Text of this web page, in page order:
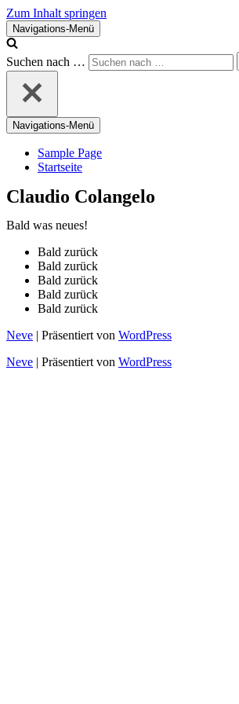
Zum Inhalt springen
Navigations-Menü
Suchen nach …
Navigations-Menü
Sample Page
Startseite
Claudio Colangelo
Bald was neues!
Bald zurück
Bald zurück
Bald zurück
Bald zurück
Bald zurück
Neve | Präsentiert von WordPress
Neve | Präsentiert von WordPress